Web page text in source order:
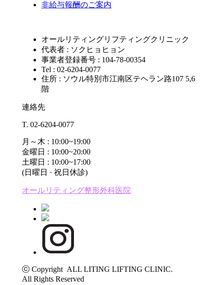
非給与報酬のご案内
オールリティングリフティングクリニック
代表者 : ソクヒョヒョン
事業者登録番号 : 104-78-00354
Tel : 02-6204-0077
住所 : ソウル特別市江南区テヘラン路107 5,6
階
連絡先
T. 02-6204-0077
月～木 : 10:00~19:00
金曜日 : 10:00~20:00
土曜日 : 10:00~17:00
(日曜日 · 祝日休診)
オールリティング整形外科医院
ⓒ Copyright ALL LITING LIFTING CLINIC.
All Rights Reserved